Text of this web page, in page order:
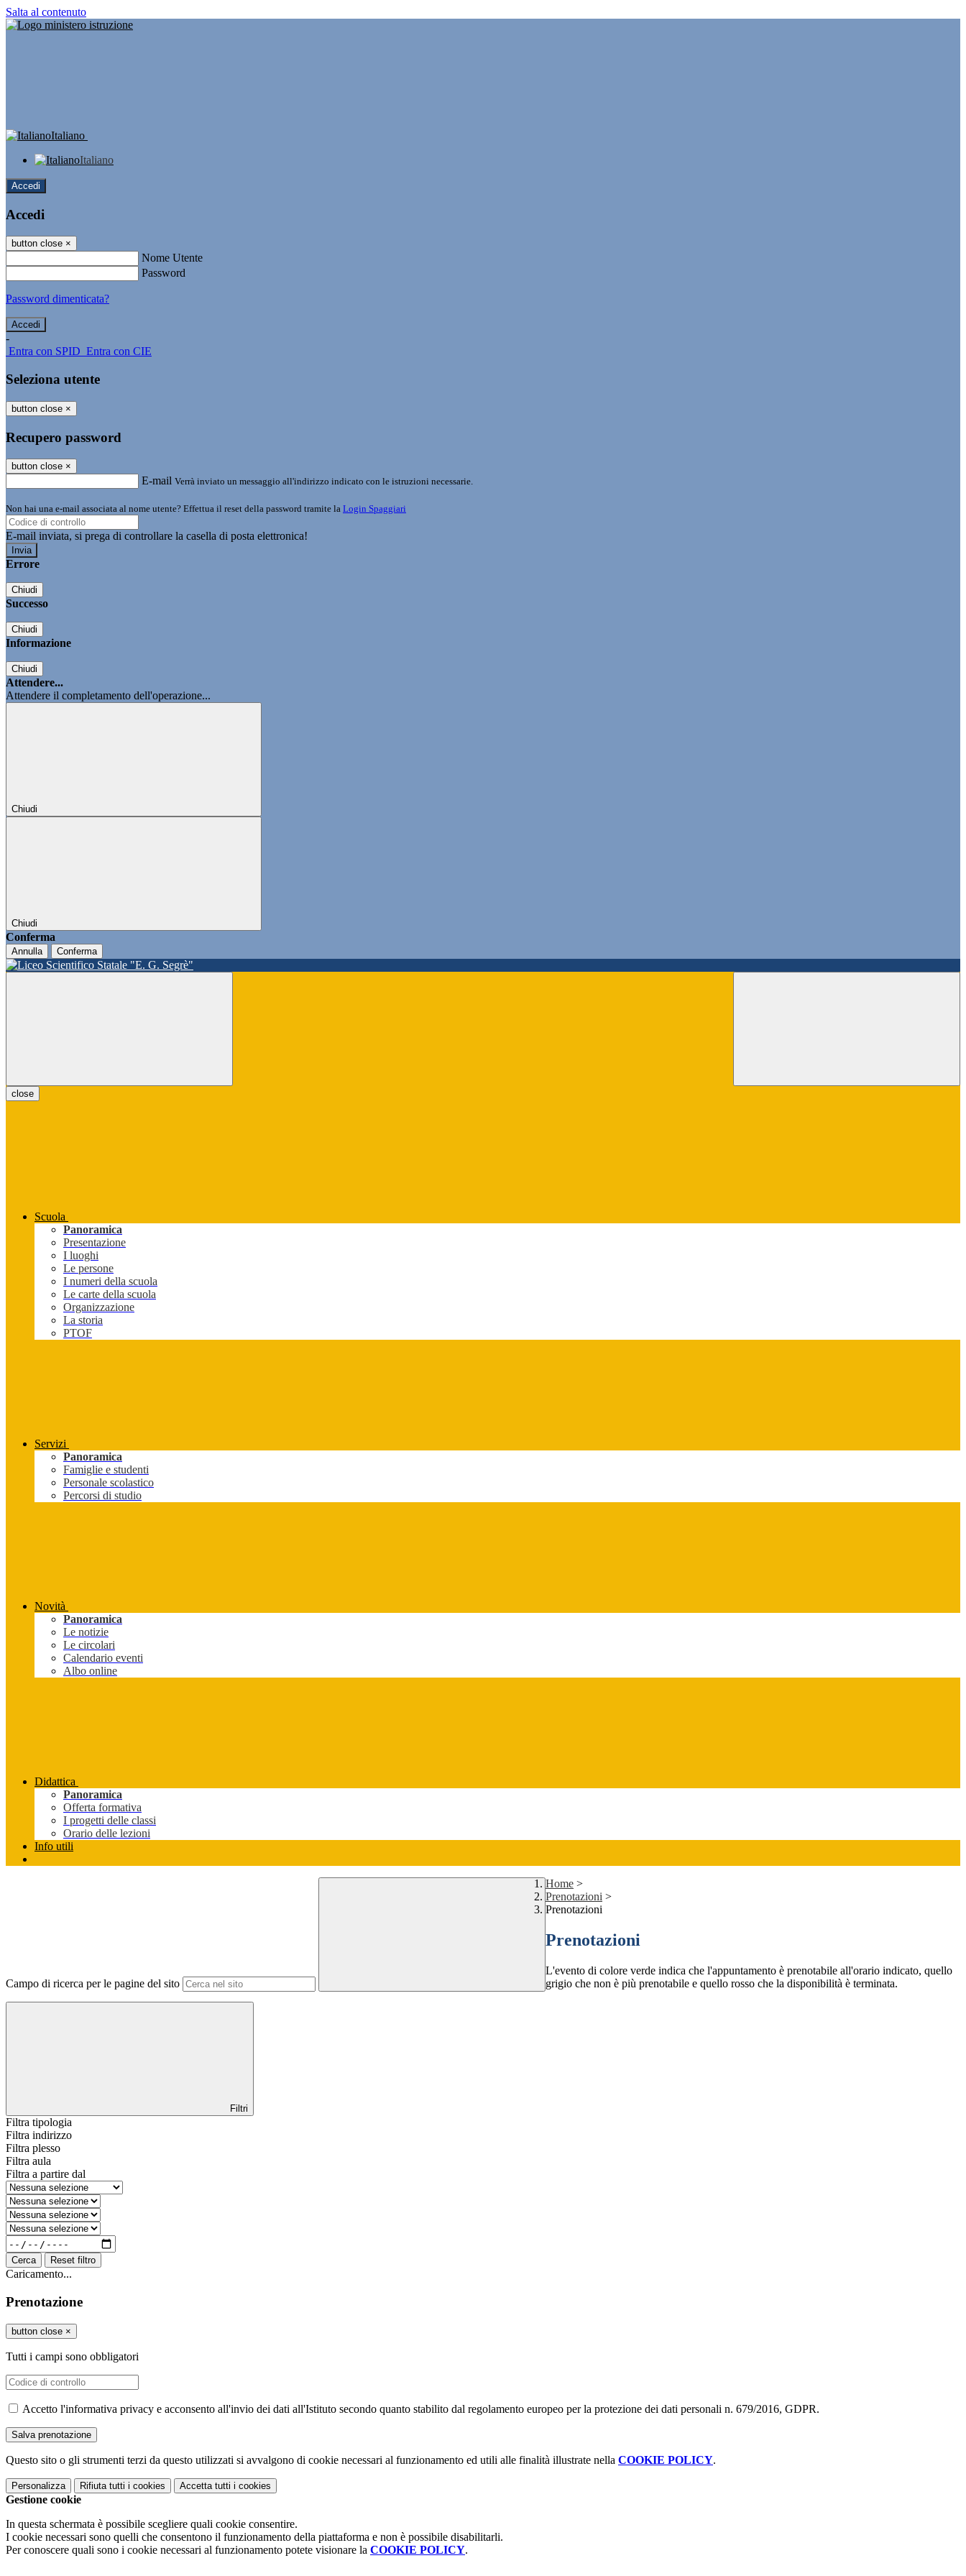
Salta al contenuto
Italiano
Italiano
Accedi
Accedi
button close ×
Nome Utente
Password
Password dimenticata?
-
Entra con SPID Entra con CIE
Seleziona utente
button close ×
Recupero password
button close ×
E-mail Verrà inviato un messaggio all'indirizzo indicato con le istruzioni necessarie.
Non hai una e-mail associata al nome utente? Effettua il reset della password tramite la Login Spaggiari
E-mail inviata, si prega di controllare la casella di posta elettronica!
Errore
Chiudi
Successo
Chiudi
Informazione
Chiudi
Attendere...
Attendere il completamento dell'operazione...
Chiudi
Chiudi
Conferma
Annulla Conferma
close
Scuola
Panoramica
Presentazione
I luoghi
Le persone
I numeri della scuola
Le carte della scuola
Organizzazione
La storia
PTOF
Servizi
Panoramica
Famiglie e studenti
Personale scolastico
Percorsi di studio
Novità
Panoramica
Le notizie
Le circolari
Calendario eventi
Albo online
Didattica
Panoramica
Offerta formativa
I progetti delle classi
Orario delle lezioni
Info utili
Campo di ricerca per le pagine del sito
Home >
Prenotazioni >
Prenotazioni
Prenotazioni
L'evento di colore verde indica che l'appuntamento è prenotabile all'orario indicato, quello
grigio che non è più prenotabile e quello rosso che la disponibilità è terminata.
Filtri
Filtra tipologia
Filtra indirizzo
Filtra plesso
Filtra aula
Filtra a partire dal
Cerca Reset filtro
Caricamento...
Prenotazione
button close ×
Tutti i campi sono obbligatori
Accetto l'informativa privacy e acconsento all'invio dei dati all'Istituto secondo quanto stabilito dal regolamento europeo per la protezione dei dati personali n. 679/2016, GDPR.
Questo sito o gli strumenti terzi da questo utilizzati si avvalgono di cookie necessari al funzionamento ed utili alle finalità illustrate nella COOKIE POLICY.
Personalizza Rifiuta tutti i cookies Accetta tutti i cookies
Gestione cookie
In questa schermata è possibile scegliere quali cookie consentire.
I cookie necessari sono quelli che consentono il funzionamento della piattaforma e non è possibile disabilitarli.
Per conoscere quali sono i cookie necessari al funzionamento potete visionare la COOKIE POLICY.